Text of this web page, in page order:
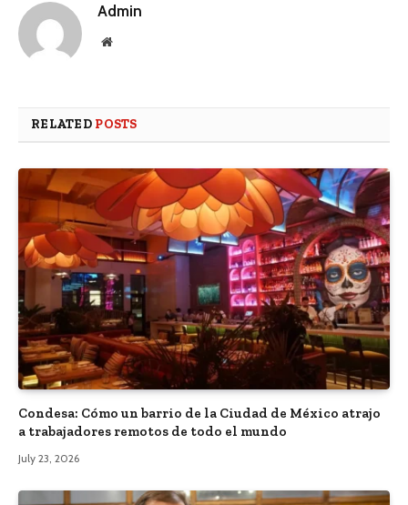
Admin
Website
RELATED POSTS
Condesa: Cómo un barrio de la Ciudad de México atrajo
a trabajadores remotos de todo el mundo
July 23, 2026